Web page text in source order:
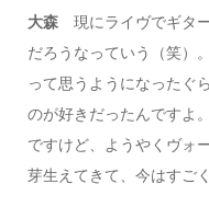
大森 現にライヴでギタ
だろうなっていう（笑）
って思うようになったぐ
のが好きだったんですよ
ですけど、ようやくヴォ
芽生えてきて、今はすご